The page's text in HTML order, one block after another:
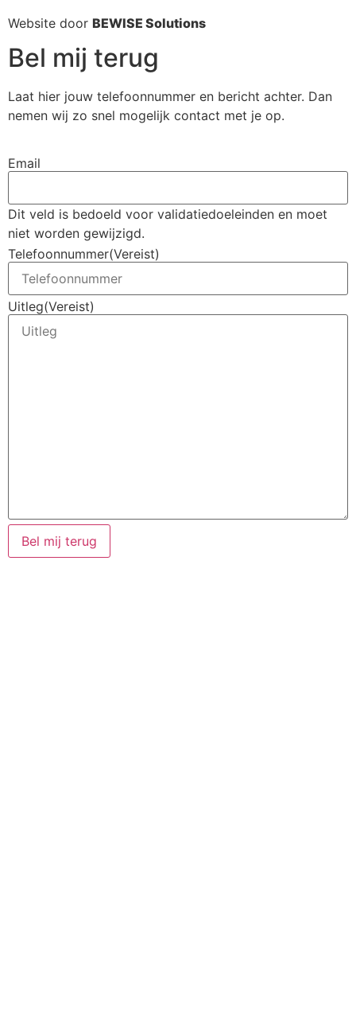
Website door BEWISE Solutions
Bel mij terug
Laat hier jouw telefoonnummer en bericht achter. Dan
nemen wij zo snel mogelijk contact met je op.
Email
Dit veld is bedoeld voor validatiedoeleinden en moet
niet worden gewijzigd.
Telefoonnummer(Vereist)
Uitleg(Vereist)